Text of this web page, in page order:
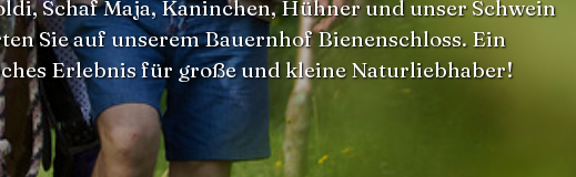
Schaf Maja, Kaninchen, Hühner und unser Schwein
Sie auf unserem Bauernhof Bienenschloss. Ein
Erlebnis für große und kleine Naturliebhaber!